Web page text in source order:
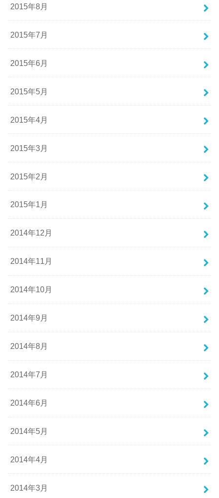
2015年8月
2015年7月
2015年6月
2015年5月
2015年4月
2015年3月
2015年2月
2015年1月
2014年12月
2014年11月
2014年10月
2014年9月
2014年8月
2014年7月
2014年6月
2014年5月
2014年4月
2014年3月